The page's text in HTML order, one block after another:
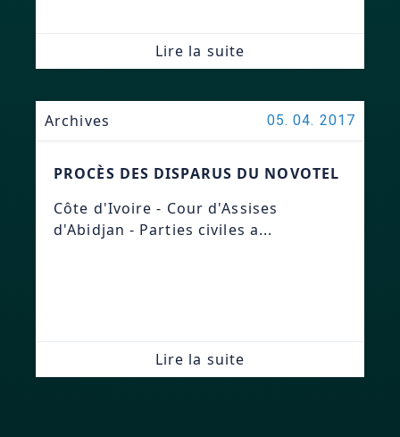
Lire la suite
Archives 05. 04. 2017
PROCÈS DES DISPARUS DU NOVOTEL
Côte d'Ivoire - Cour d'Assises
d'Abidjan - Parties civiles a...
Lire la suite